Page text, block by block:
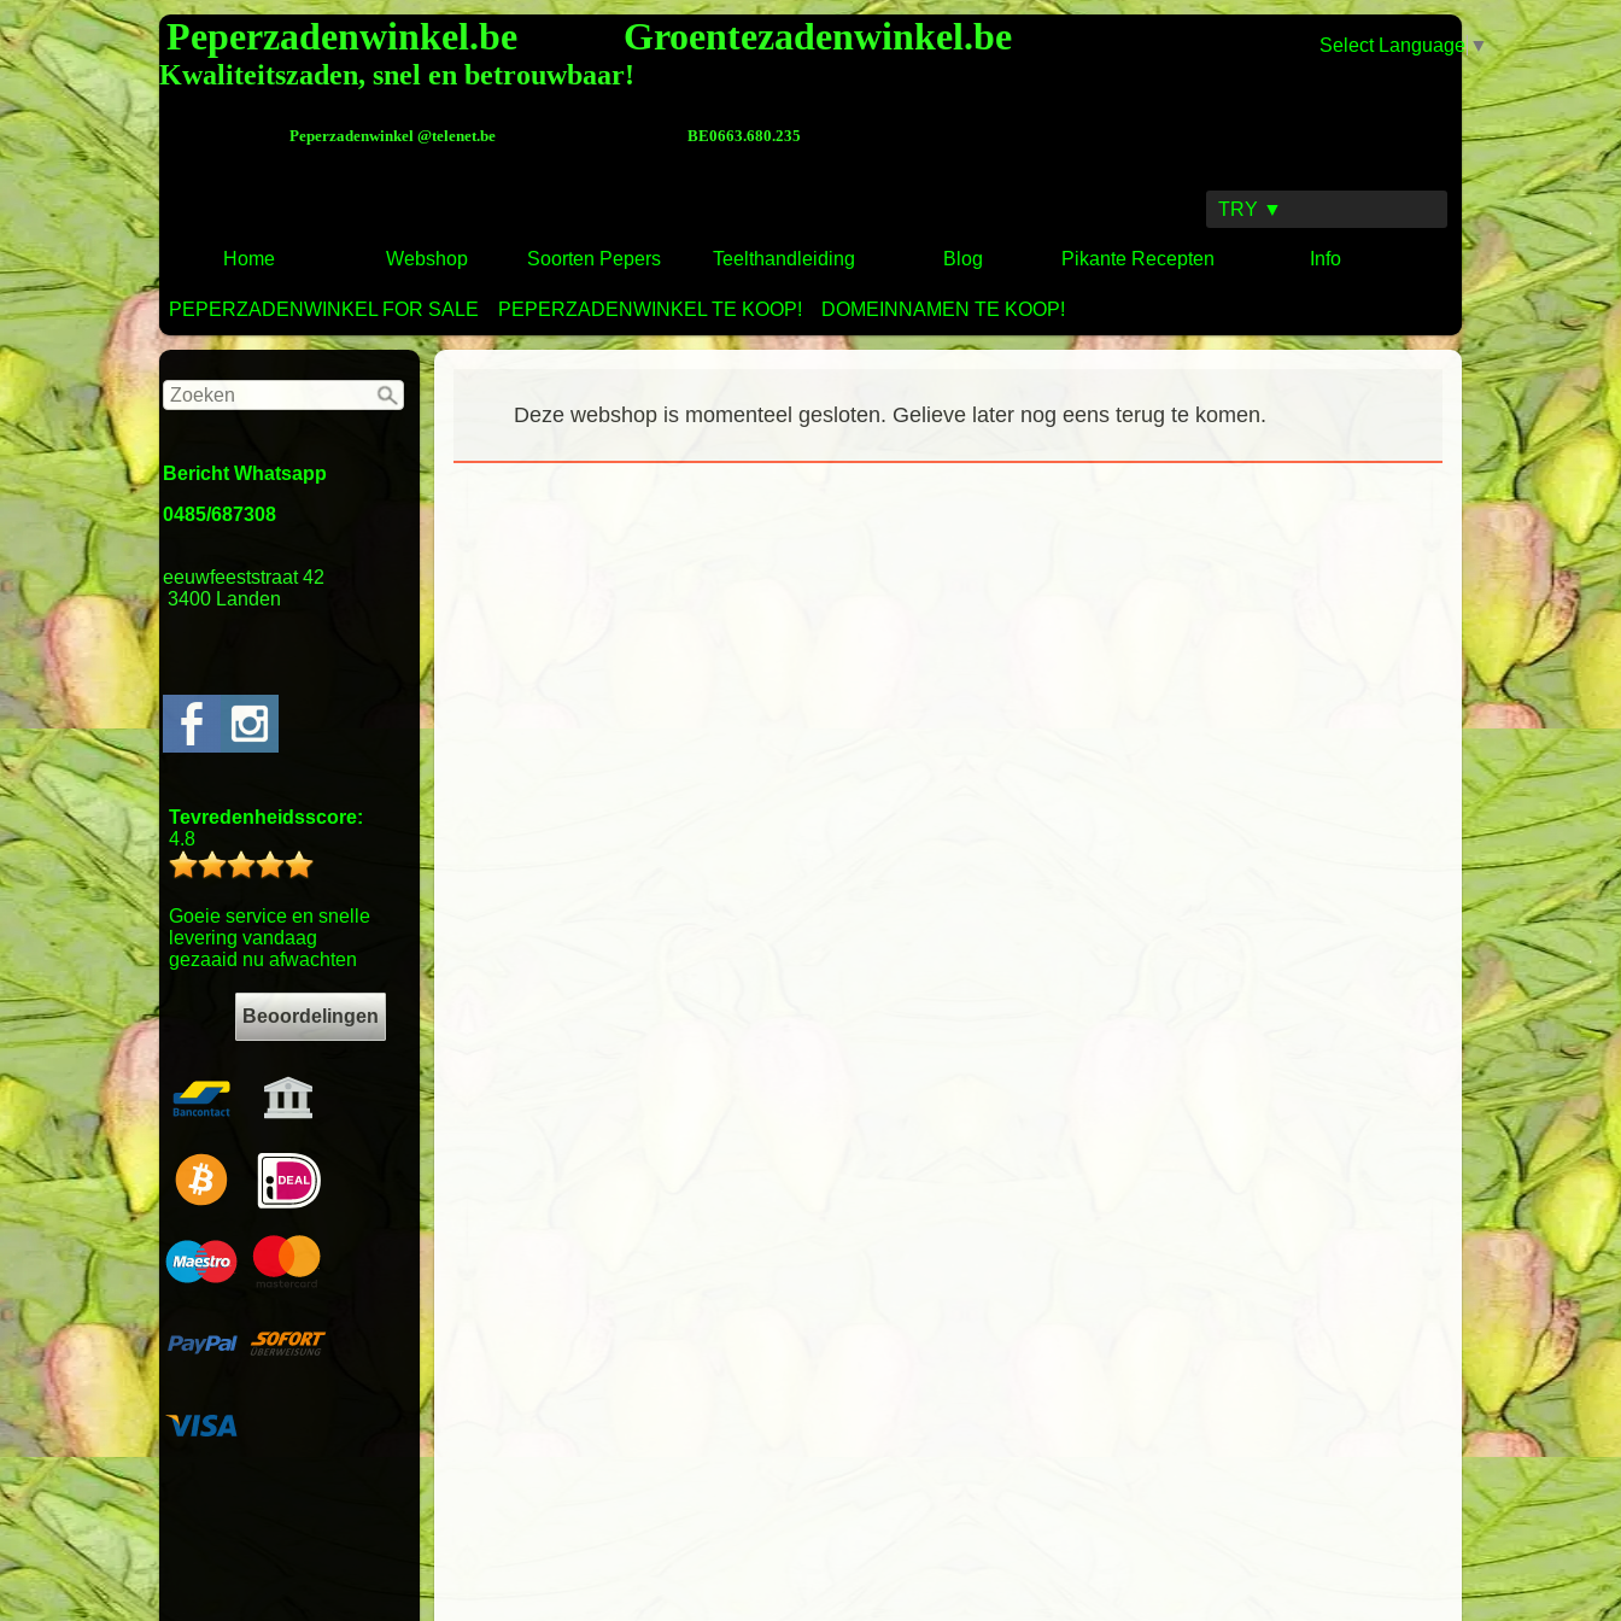
Peperzadenwinkel.be Groentezadenwinkel.be
Kwaliteitszaden, snel en betrouwbaar!
Peperzadenwinkel @telenet.be BE0663.680.235
TRY ▼
Home Webshop Soorten Pepers Teelthandleiding Blog Pikante Recepten Info
PEPERZADENWINKEL FOR SALE PEPERZADENWINKEL TE KOOP! DOMEINNAMEN TE KOOP!
Bericht Whatsapp
0485/687308
eeuwfeeststraat 42
3400 Landen
Tevredenheidsscore:
4.8
Goeie service en snelle
levering vandaag
gezaaid nu afwachten
Beoordelingen
Deze webshop is momenteel gesloten. Gelieve later nog eens terug te komen.
Select Language▼